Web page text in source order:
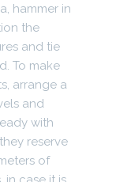
hammer in
the
and tie
To make
arrange a
and
with
reserve
of